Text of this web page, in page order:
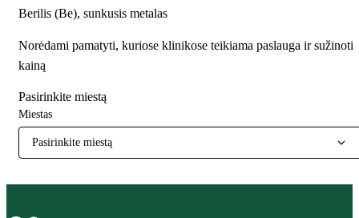
Berilis (Be), sunkusis metalas
Norėdami pamatyti, kuriose klinikose teikiama paslauga ir sužinoti
kainą
Pasirinkite miestą
Miestas
Pasirinkite miestą